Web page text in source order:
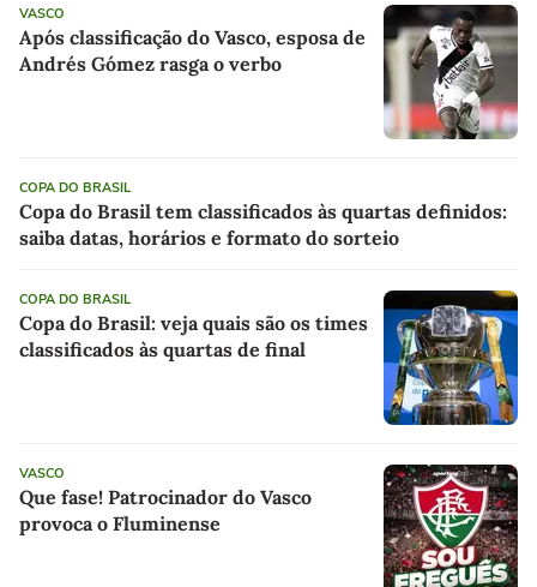
VASCO
Após classificação do Vasco, esposa de
Andrés Gómez rasga o verbo
COPA DO BRASIL
Copa do Brasil tem classificados às quartas definidos:
saiba datas, horários e formato do sorteio
COPA DO BRASIL
Copa do Brasil: veja quais são os times
classificados às quartas de final
VASCO
Que fase! Patrocinador do Vasco
provoca o Fluminense